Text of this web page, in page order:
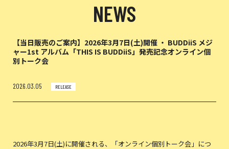
NEWS
【当日販売のご案内】2026年3月7日(土)開催 ・ BUDDiiS メジ
ャー1st アルバム「THIS IS BUDDiiS」発売記念オンライン個
別トーク会
2026.03.05 RELEASE
2026年3月7日(土)に開催される、「オンライン個別トーク会」につ